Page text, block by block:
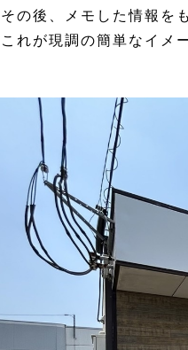
その後、メモした情報を
これが現調の簡単なイメ